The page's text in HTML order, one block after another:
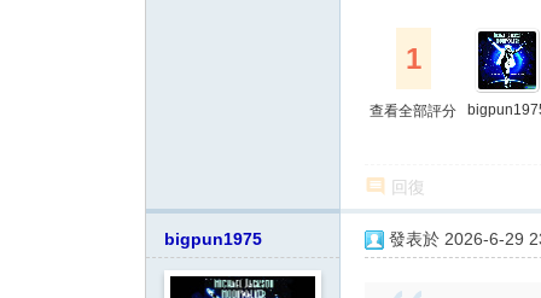
1
查看全部評分
回復
bigpun1975 發表於 2026-6-29